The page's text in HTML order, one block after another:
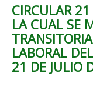
CIRCULAR
LA CUAL SE
LABORAL
21 DE JULIO